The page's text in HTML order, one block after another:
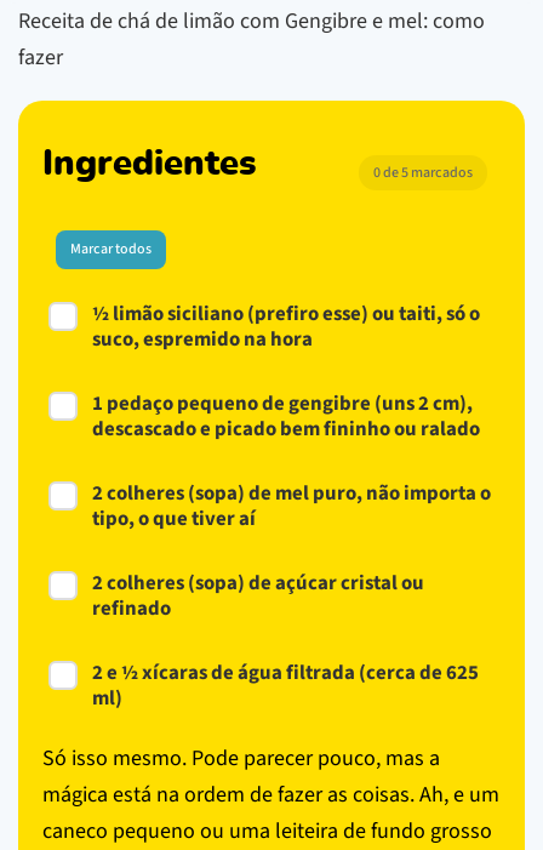
Receita de chá de limão com Gengibre e mel: como
fazer
Ingredientes 0 de 5 marcados
Marcar todos
½ limão siciliano (prefiro esse) ou taiti, só o
suco, espremido na hora
1 pedaço pequeno de gengibre (uns 2 cm),
descascado e picado bem fininho ou ralado
2 colheres (sopa) de mel puro, não importa o
tipo, o que tiver aí
2 colheres (sopa) de açúcar cristal ou
refinado
2 e ½ xícaras de água filtrada (cerca de 625
ml)
Só isso mesmo. Pode parecer pouco, mas a
mágica está na ordem de fazer as coisas. Ah, e um
caneco pequeno ou uma leiteira de fundo grosso